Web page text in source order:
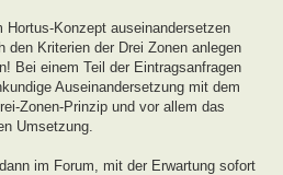
Konzept auseinandersetzen
den Kriterien der Drei Zonen anlegen
Bei einem Teil der Eintragsanfragen
Auseinandersetzung mit dem
Zonen-Prinzip und vor allem das
Umsetzung.
im Forum, mit der Erwartung sofort